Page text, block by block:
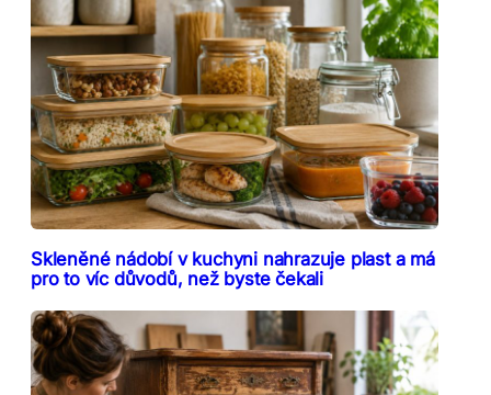
Skleněné nádobí v kuchyni nahrazuje plast a má
pro to víc důvodů, než byste čekali